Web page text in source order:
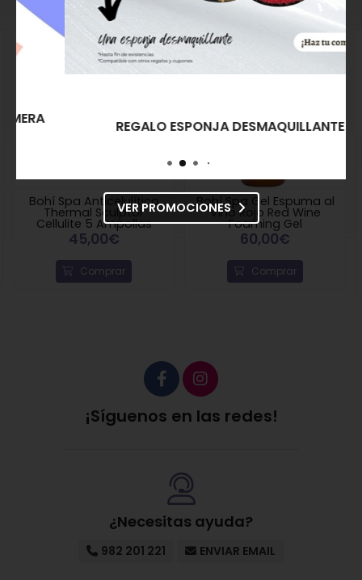
Bohí Spa Anticelulítico
Thermal Sculptor
Cellulite 5 Ampollas
45,00€
Comprar
Bohí Spa Gel Espuma al
Vino Rojo Red Wine
Foaming Gel
60,00€
Comprar
¡Síguenos en las redes!
¿Necesitas ayuda?
982 201 221 ENVIAR EMAIL
REGALO ESPONJA DESMAQUILLANTE
VER PROMOCIONES